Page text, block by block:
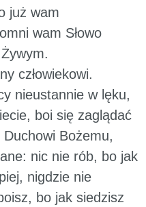
już wam
wam Słowo
człowiekowi.
nieustannie w lęku,
boi się zaglądać
Bożemu,
nic nie rób, bo jak
nigdzie nie
bo jak siedzisz